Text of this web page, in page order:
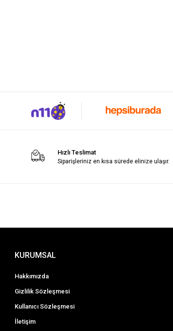
Hızlı Teslimat
Siparişleriniz en kısa sürede elinize ulaşır.
KURUMSAL
Hakkımızda
Gizlilik Sözleşmesi
Kullanıcı Sözleşmesi
İletişim